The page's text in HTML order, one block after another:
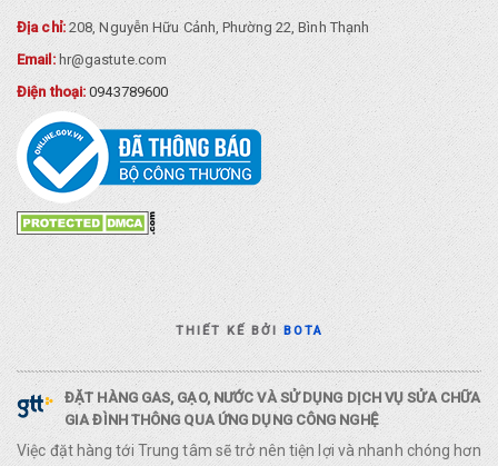
Địa chỉ:208, Nguyễn Hữu Cảnh, Phường 22, Bình Thạnh
Email: hr@gastute.com
Điện thoại:0943789600
THIẾT KẾ BỞIBOTA
ĐẶT HÀNG GAS, GẠO, NƯỚC VÀ SỬ DỤNG DỊCH VỤ SỬA CHỮA
GIA ĐÌNH THÔNG QUA ỨNG DỤNG CÔNG NGHỆ
Việc đặt hàng tới Trung tâm sẽ trở nên tiện lợi và nhanh chóng hơn